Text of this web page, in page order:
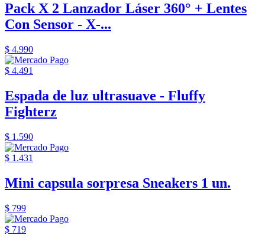
Pack X 2 Lanzador Láser 360° + Lentes
Con Sensor - X-...
$ 4.990
$ 4.491
Espada de luz ultrasuave - Fluffy
Fighterz
$ 1.590
$ 1.431
Mini capsula sorpresa Sneakers 1 un.
$ 799
$ 719